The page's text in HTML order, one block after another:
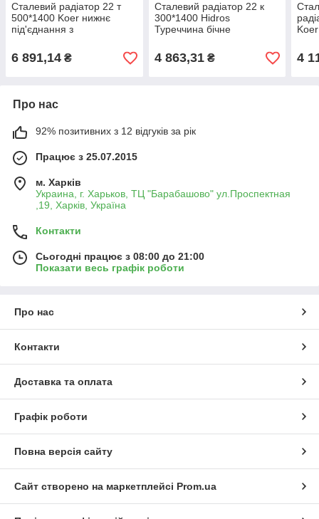
Сталевий радіатор 22 т
500*1400 Koer нижнє
під'єднання з
6 891,14 ₴
Сталевий радіатор 22 к
300*1400 Hidros
Туреччина бічне
4 863,31₴ 4
Про нас
92% позитивних з 12 відгуків за рік
Працює з 25.07.2015
м. Харків
Украина, г. Харьков, ТЦ "Барабашово" ул.Проспектная
,19, Харків, Україна
Контакти
Сьогодні працює з 08:00 до 21:00
Показати весь графік роботи
Про нас
Контакти
Доставка та оплата
Графік роботи
Повна версія сайту
Сайт створено на маркетплейсі Prom.ua